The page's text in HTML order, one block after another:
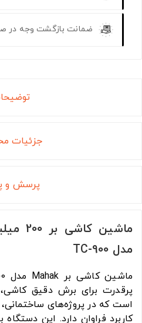
ضمانت بازگشت وجه در
جزئیات
پرسش و
مدل TC-900
ماشین کاشی بر Mahak مدل TC-900 یک
پرقدرت برای برش دقیق
است که در پروژه‌های ساختمانی،